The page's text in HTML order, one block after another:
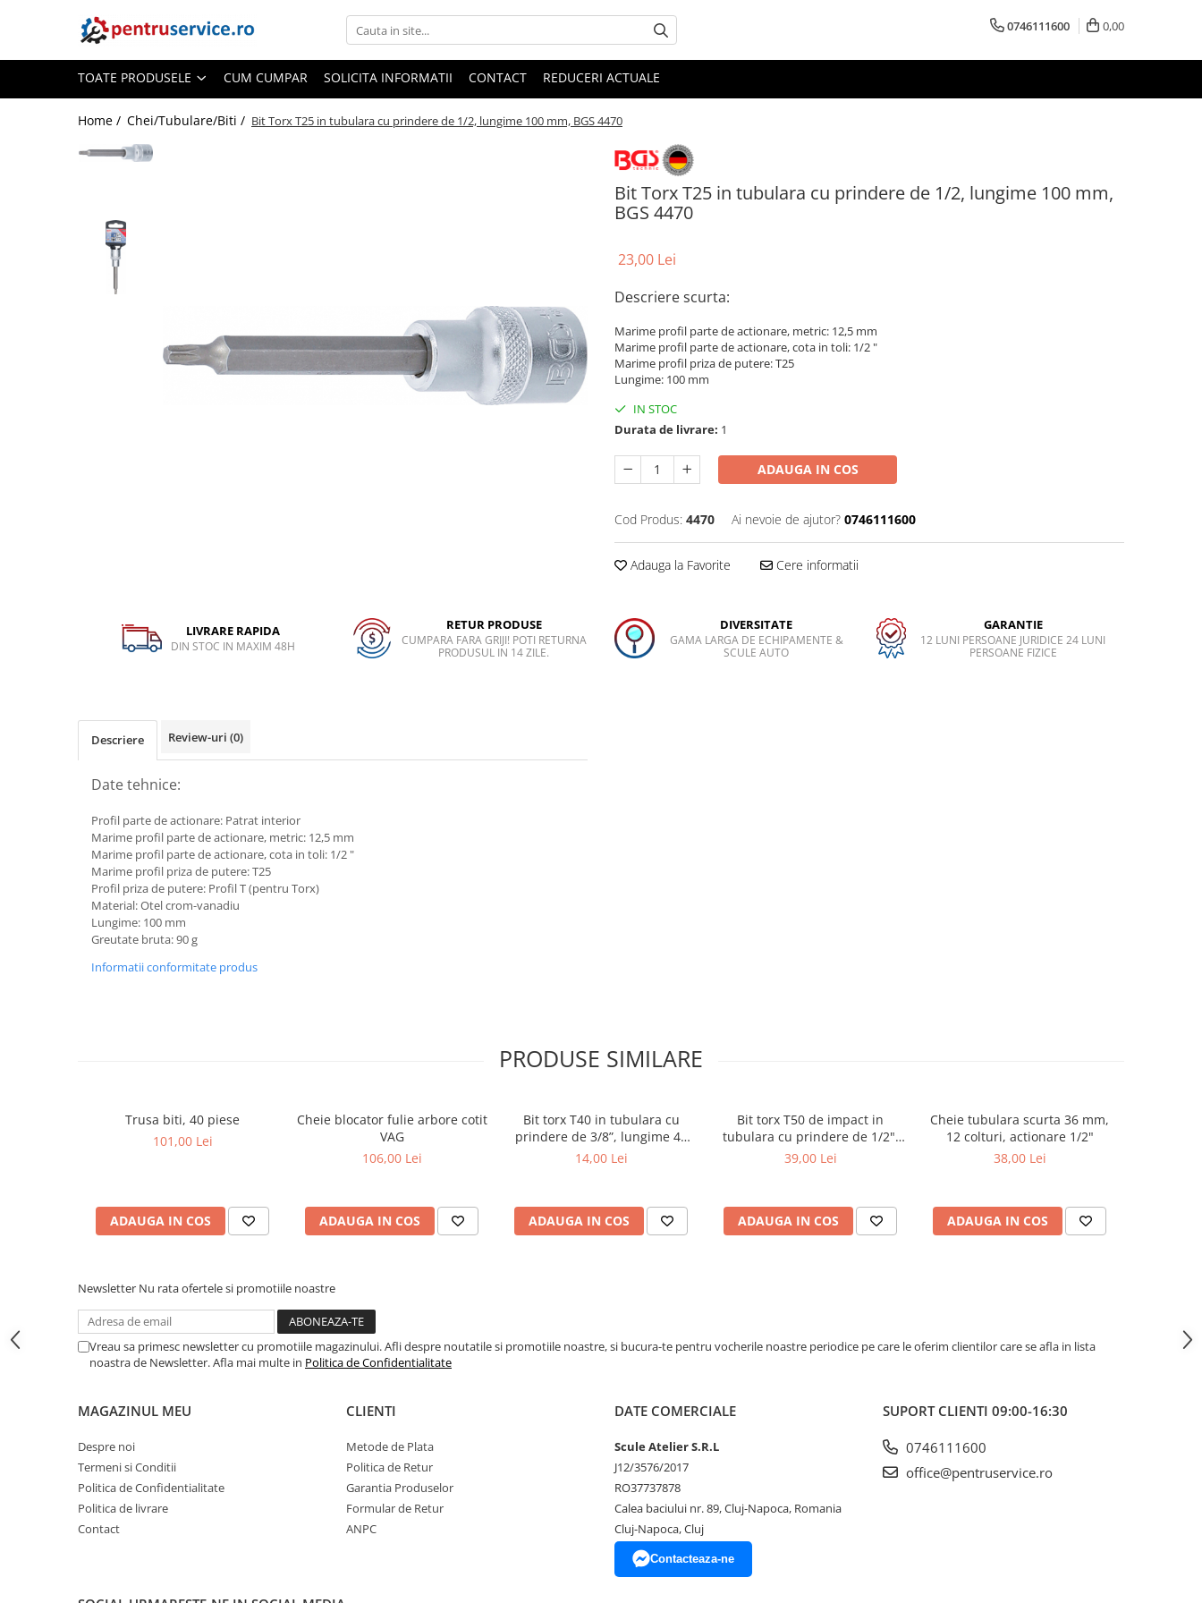
Toate Produsele
Scule Speciale
Scule pentru Motociclete
Scule Speciale pentru Camion
Extractoare, Injectoare, Rulmenti
Tinichigerie, Caroserie
Sistem de racire, incalzire, aer
Scule Speciale pentru atelier
Mercedes-Benz
Scule pneumatice
Pistoale pneumatice
Alte Scule Pneumatice
Biax & slefuitor
Sisteme de Ridicare
Suport Motor
0746111600 0,00
TOATE PRODUSELE CUM CUMPAR SOLICITA INFORMATII CONTACT REDUCERI ACTUALE
Home / Chei/Tubulare/Biti / Bit Torx T25 in tubulara cu prindere de 1/2, lungime 100 mm, BGS 4470
Bit Torx T25 in tubulara cu prindere de 1/2, lungime 100 mm,
BGS 4470
23,00 Lei
Descriere scurta:
Marime profil parte de actionare, metric: 12,5 mm
Marime profil parte de actionare, cota in toli: 1/2 "
Marime profil priza de putere: T25
Lungime: 100 mm
IN STOC
Durata de livrare: 1
ADAUGA IN COS
Cod Produs: 4470 Ai nevoie de ajutor? 0746111600
Adauga la Favorite Cere informatii
LIVRARE RAPIDA
DIN STOC IN MAXIM 48H
RETUR PRODUSE
CUMPARA FARA GRIJI! POTI RETURNA
PRODUSUL IN 14 ZILE.
DIVERSITATE
GAMA LARGA DE ECHIPAMENTE &
SCULE AUTO
GARANTIE
12 LUNI PERSOANE JURIDICE 24 LUNI
PERSOANE FIZICE
Descriere Review-uri (0)
Date tehnice:
Profil parte de actionare: Patrat interior
Marime profil parte de actionare, metric: 12,5 mm
Marime profil parte de actionare, cota in toli: 1/2 "
Marime profil priza de putere: T25
Profil priza de putere: Profil T (pentru Torx)
Material: Otel crom-vanadiu
Lungime: 100 mm
Greutate bruta: 90 g
Informatii conformitate produs
PRODUSE SIMILARE
Trusa biti, 40 piese
101,00 Lei
ADAUGA IN COS
Cheie blocator fulie arbore cotit
VAG
106,00 Lei
ADAUGA IN COS
Bit torx T40 in tubulara cu
prindere de 3/8”, lungime 48
mm, BGS 2546
14,00 Lei
ADAUGA IN COS
Bit torx T50 de impact in
tubulara cu prindere de 1/2",
lungime 75 mm
39,00 Lei
ADAUGA IN COS
Cheie tubulara scurta 36 mm,
12 colturi, actionare 1/2"
38,00 Lei
ADAUGA IN COS
Newsletter Nu rata ofertele si promotiile noastre
Vreau sa primesc newsletter cu promotiile magazinului. Afli despre noutatile si promotiile noastre, si bucura-te pentru vocherile noastre periodice pe care le oferim clientilor care se afla in lista
noastra de Newsletter. Afla mai multe in Politica de Confidentialitate
MAGAZINUL MEU
Despre noi
Termeni si Conditii
Politica de Confidentialitate
Politica de livrare
Contact
CLIENTI
Metode de Plata
Politica de Retur
Garantia Produselor
Formular de Retur
ANPC
DATE COMERCIALE
Scule Atelier S.R.L
J12/3576/2017
RO37737878
Calea baciului nr. 89, Cluj-Napoca, Romania
Cluj-Napoca, Cluj
Contacteaza-ne
SUPORT CLIENTI 09:00-16:30
0746111600
office@pentruservice.ro